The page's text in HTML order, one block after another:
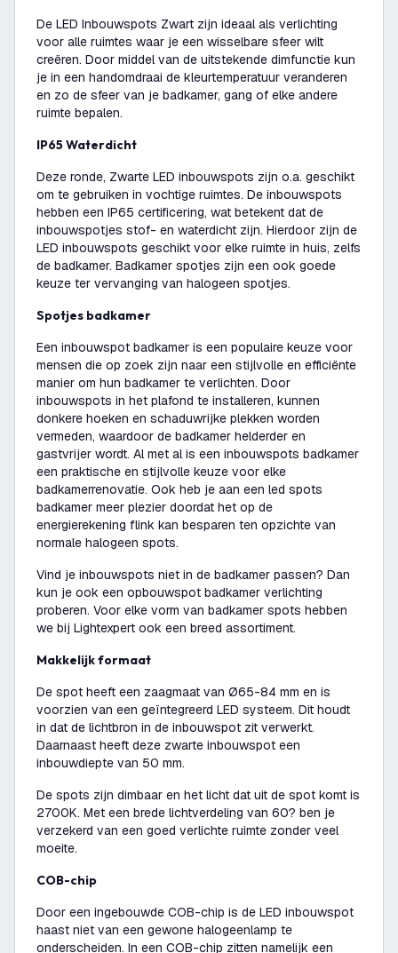
De LED Inbouwspots Zwart zijn ideaal als verlichting
voor alle ruimtes waar je een wisselbare sfeer wilt
creëren. Door middel van de uitstekende dimfunctie kun
je in een handomdraai de kleurtemperatuur veranderen
en zo de sfeer van je badkamer, gang of elke andere
ruimte bepalen.
IP65 Waterdicht
Deze ronde, Zwarte LED inbouwspots zijn o.a. geschikt
om te gebruiken in vochtige ruimtes. De inbouwspots
hebben een IP65 certificering, wat betekent dat de
inbouwspotjes stof- en waterdicht zijn. Hierdoor zijn de
LED inbouwspots geschikt voor elke ruimte in huis, zelfs
de badkamer. Badkamer spotjes zijn een ook goede
keuze ter vervanging van halogeen spotjes.
Spotjes badkamer
Een inbouwspot badkamer is een populaire keuze voor
mensen die op zoek zijn naar een stijlvolle en efficiënte
manier om hun badkamer te verlichten. Door
inbouwspots in het plafond te installeren, kunnen
donkere hoeken en schaduwrijke plekken worden
vermeden, waardoor de badkamer helderder en
gastvrijer wordt. Al met al is een inbouwspots badkamer
een praktische en stijlvolle keuze voor elke
badkamerrenovatie. Ook heb je aan een led spots
badkamer meer plezier doordat het op de
energierekening flink kan besparen ten opzichte van
normale halogeen spots.
Vind je inbouwspots niet in de badkamer passen? Dan
kun je ook een opbouwspot badkamer verlichting
proberen. Voor elke vorm van badkamer spots hebben
we bij Lightexpert ook een breed assortiment.
Makkelijk formaat
De spot heeft een zaagmaat van Ø65-84 mm en is
voorzien van een geïntegreerd LED systeem. Dit houdt
in dat de lichtbron in de inbouwspot zit verwerkt.
Daarnaast heeft deze zwarte inbouwspot een
inbouwdiepte van 50 mm.
De spots zijn dimbaar en het licht dat uit de spot komt is
2700K. Met een brede lichtverdeling van 60? ben je
verzekerd van een goed verlichte ruimte zonder veel
moeite.
COB-chip
Door een ingebouwde COB-chip is de LED inbouwspot
haast niet van een gewone halogeenlamp te
onderscheiden. In een COB-chip zitten namelijk een